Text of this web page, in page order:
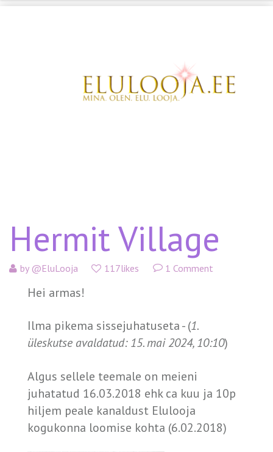
Hermit Village
by @EluLooja 117likes 1 Comment
Hei armas!
Ilma pikema sissejuhatuseta - (1.
üleskutse avaldatud: 15. mai 2024, 10:10)
Algus sellele teemale on meieni
juhatatud 16.03.2018 ehk ca kuu ja 10p
hiljem peale kanaldust Elulooja
kogukonna loomise kohta (6.02.2018)